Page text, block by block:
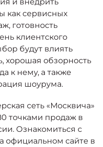
000 ₽*
как сервисных
готовность
клиентского
будут влиять
хорошая обзорность
к нему, а также
шоурума.
сеть «Москвича»
точками продаж в
Ознакомиться с
официальном сайте в